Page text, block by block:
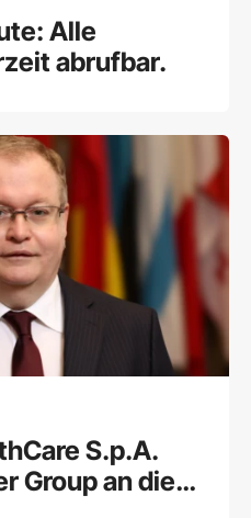
Alle
abrufbar.
S.p.A.
Group an die